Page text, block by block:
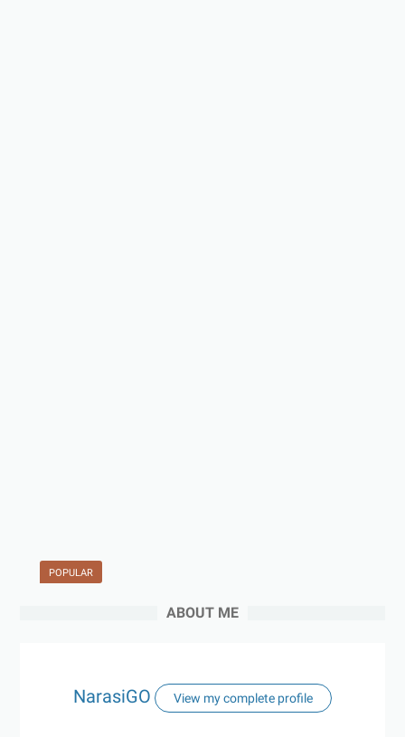
POPULAR
ABOUT ME
NarasiGO View my complete profile